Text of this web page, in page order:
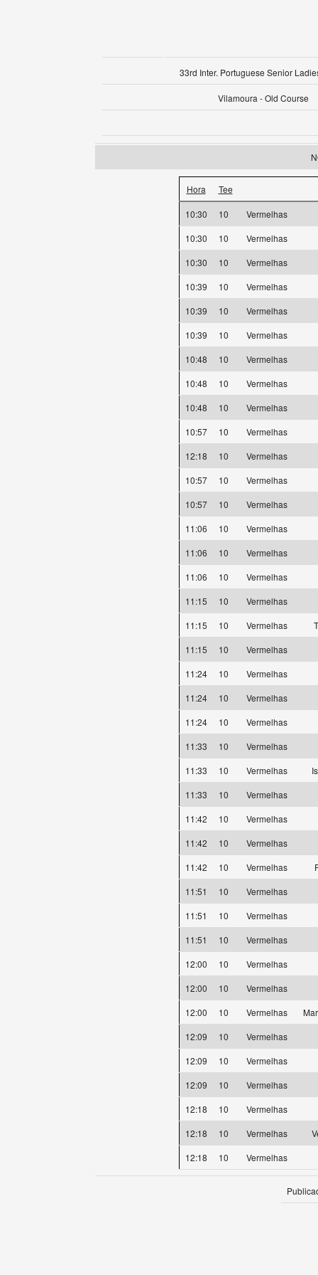
33rd Inter. Portuguese Senior
Vilamoura - Old Course
Hora Tee
10:30 10
Vermelhas
10:30
10
Vermelhas
10:30
10
Vermelhas
10:39
10
Vermelhas
10:39
10
Vermelhas
10:39
10
Vermelhas
10:48
10
Vermelhas
10:48
10
Vermelhas
10:48
10
Vermelhas
10:57
10
Vermelhas
12:18
10
Vermelhas
10:57
10
Vermelhas
10:57
10
Vermelhas
11:06
10
Vermelhas
11:06
10
Vermelhas
11:06
10
Vermelhas
11:15
10
Vermelhas
11:15
10 Vermelhas
11:15
10
Vermelhas
11:24
10
Vermelhas
11:24
10
Vermelhas
11:24
10
Vermelhas
11:33
10
Vermelhas
11:33
10 Vermelhas
11:33
10
Vermelhas
11:42
10
Vermelhas
11:42
10
Vermelhas
11:42
10 Vermelhas
11:51
10
Vermelhas
11:51
10
Vermelhas
11:51
10
Vermelhas
12:00
10
Vermelhas
12:00
10
Vermelhas
12:00
10 Vermelhas
12:09
10
Vermelhas
12:09
10
Vermelhas
12:09
10
Vermelhas
12:18
10
Vermelhas
12:18
10 Vermelhas
12:18
10 Vermelhas